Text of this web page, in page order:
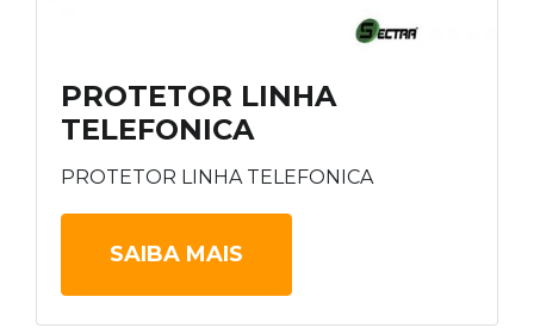
PROTETOR LINHA
TELEFONICA
PROTETOR LINHA TELEFONICA
SAIBA MAIS